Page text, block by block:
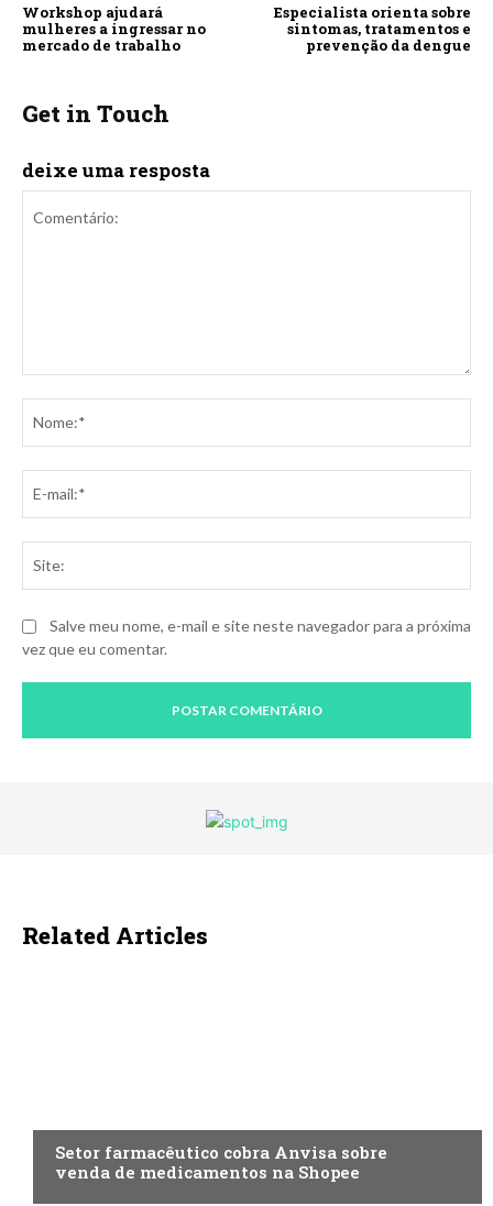
Workshop ajudará
mulheres a ingressar no
mercado de trabalho
Especialista orienta sobre
sintomas, tratamentos e
prevenção da dengue
Get in Touch
deixe uma resposta
Salve meu nome, e-mail e site neste navegador para a próxima
vez que eu comentar.
Related Articles
Setor farmacêutico cobra Anvisa sobre
venda de medicamentos na Shopee